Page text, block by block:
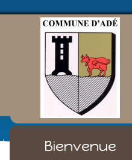
Bienvenue